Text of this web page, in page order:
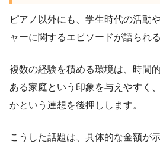
ピアノ以外にも、学生時代の活動
ャーに関するエピソードが語られ
複数の経験を積める環境は、時間
ある家庭という印象を与えやすく
かという連想を後押しします。
こうした話題は、具体的な金額が